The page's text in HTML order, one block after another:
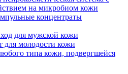
на микробиом кожи
концентраты
для мужской кожи
для молодости кожи
типа кожи, подвергшейся